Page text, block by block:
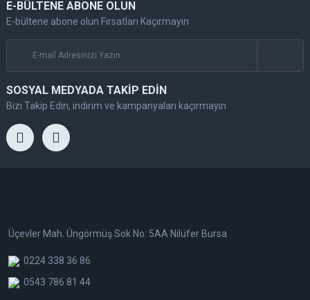
E-BÜLTENE ABONE OLUN
E-bültene abone olun Fırsatları Kaçırmayın
SOSYAL MEDYADA TAKİP EDİN
Bizi Takip Edin, indirim ve kampanyaları kaçırmayın
Üçevler Mah. Üngörmüş Sok No: 5AA Nilüfer Bursa
0224 338 36 86
0543 786 81 44